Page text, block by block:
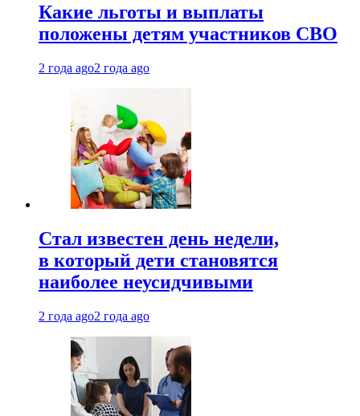
Какие льготы и выплаты
положены детям участников СВО
2 года ago2 года ago
Стал известен день недели,
в который дети становятся
наиболее неусидчивыми
2 года ago2 года ago